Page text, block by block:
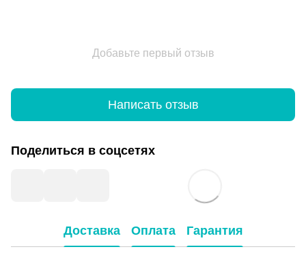
Добавьте первый отзыв
Написать отзыв
Поделиться в соцсетях
Доставка Оплата Гарантия